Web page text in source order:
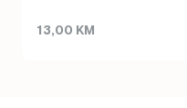
13,00 KM